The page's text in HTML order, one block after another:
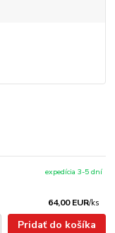
64,00 EUR/ks
expedícia 3-5 dní
Pridať do košíka